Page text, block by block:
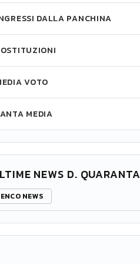
DALLA PANCHINA
VOTO
MEDIA
NEWS D. QUARANTA
NEWS